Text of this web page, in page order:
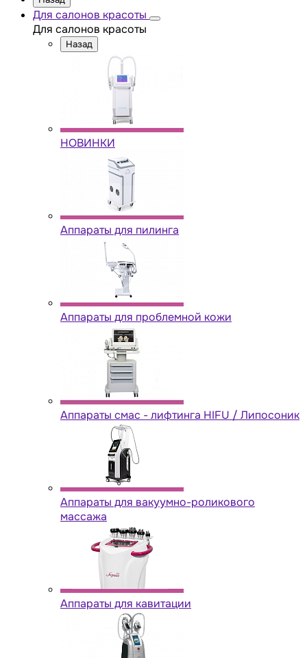
Для салонов красоты
Для салонов красоты
Назад
НОВИНКИ
Аппараты для пилинга
Аппараты для проблемной кожи
Аппараты cмас - лифтинга HIFU / Липосоник
Аппараты для вакуумно-роликового
массажа
Аппараты для кавитации